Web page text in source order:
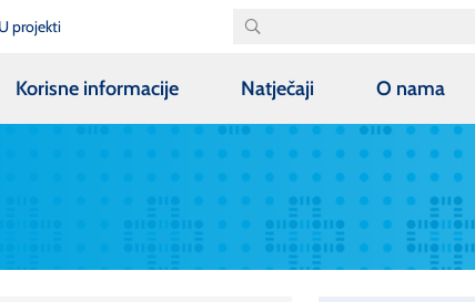
projekti
Korisne informacije Natječaji O nama